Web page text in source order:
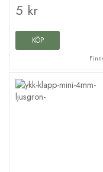
5 kr
KÖP